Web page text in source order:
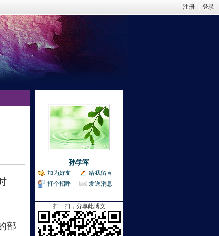
注册 登录
部
孙学军
加为好友
给我留言
打个招呼
发送消息
扫一扫，分享此博文